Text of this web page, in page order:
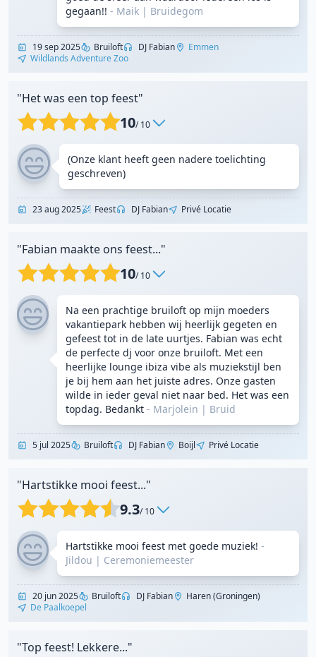
gegaan!! - Maik | Bruidegom
19 sep 2025 Bruiloft DJ Fabian
Emmen
Wildlands Adventure Zoo
"Het was een top feest"
10/ 10
(Onze klant heeft geen nadere toelichting
geschreven)
23 aug 2025 Feest DJ Fabian Privé Locatie
"Fabian maakte ons feest..."
10/ 10
Na een prachtige bruiloft op mijn moeders
vakantiepark hebben wij heerlijk gegeten en
gefeest tot in de late uurtjes. Fabian was echt
de perfecte dj voor onze bruiloft. Met een
heerlijke lounge ibiza vibe als muziekstijl ben
je bij hem aan het juiste adres. Onze gasten
wilde in ieder geval niet naar bed. Het was een
topdag. Bedankt - Marjolein | Bruid
5 jul 2025 Bruiloft DJ Fabian Boijl Privé Locatie
"Hartstikke mooi feest..."
9.3/ 10
Hartstikke mooi feest met goede muziek! -
Jildou | Ceremoniemeester
20 jun 2025 Bruiloft DJ Fabian
Haren (Groningen)
De Paalkoepel
"Top feest! Lekkere..."